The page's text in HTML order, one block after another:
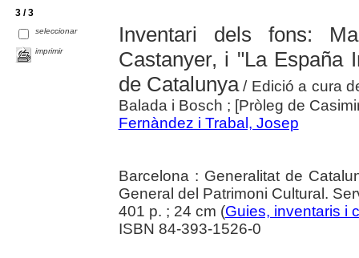
3 / 3
seleccionar
imprimir
Inventari dels fons:
Castanyer, i "La España
de Catalunya/ Edició a cura
Balada i Bosch ; [Pròleg de
Fernàndez i Trabal, Josep
Barcelona : Generalitat de
General del Patrimoni Cultural.
401 p. ; 24 cm (Guies, inventaris i
ISBN 84-393-1526-0